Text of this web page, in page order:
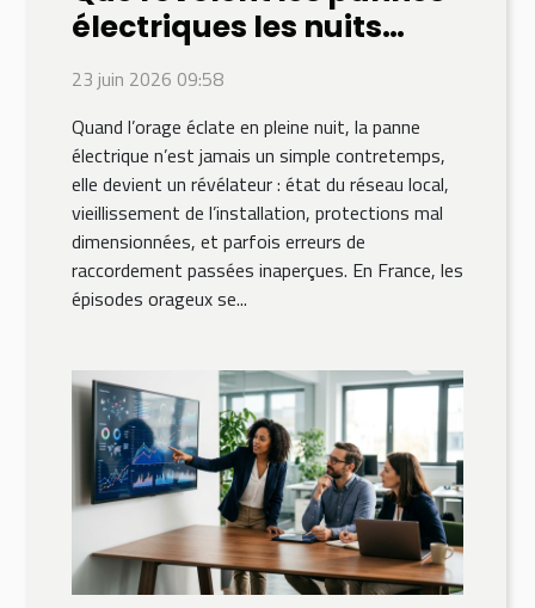
électriques les nuits
d’orage ?
23 juin 2026 09:58
Quand l’orage éclate en pleine nuit, la panne
électrique n’est jamais un simple contretemps,
elle devient un révélateur : état du réseau local,
vieillissement de l’installation, protections mal
dimensionnées, et parfois erreurs de
raccordement passées inaperçues. En France, les
épisodes orageux se...